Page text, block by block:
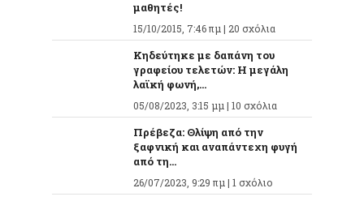
μαθητές!
15/10/2015, 7:46 πμ | 20 σχόλια
Κηδεύτηκε με δαπάνη του
γραφείου τελετών: Η μεγάλη
λαϊκή φωνή,...
05/08/2023, 3:15 μμ | 10 σχόλια
Πρέβεζα: Θλίψη από την
ξαφνική και αναπάντεχη φυγή
από τη...
26/07/2023, 9:29 πμ | 1 σχόλιο